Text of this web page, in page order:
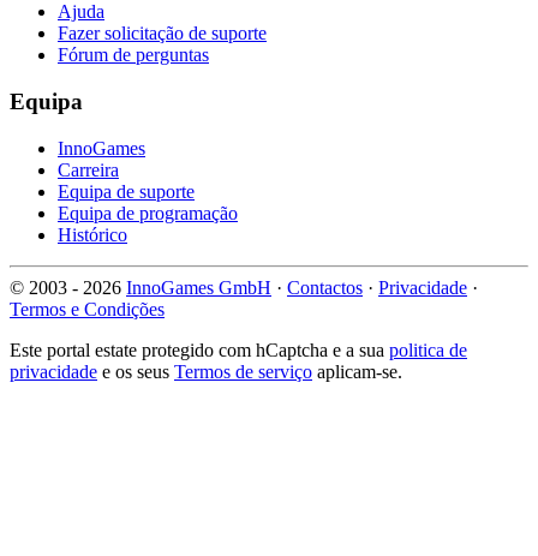
Ajuda
Fazer solicitação de suporte
Fórum de perguntas
Equipa
InnoGames
Carreira
Equipa de suporte
Equipa de programação
Histórico
© 2003 - 2026 InnoGames GmbH · Contactos · Privacidade ·
Termos e Condições
Este portal estate protegido com hCaptcha e a sua politica de
privacidade e os seus Termos de serviço aplicam-se.